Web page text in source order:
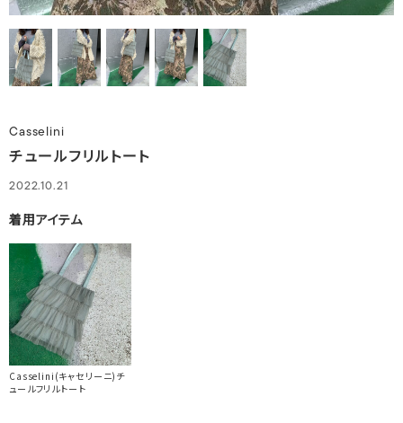
Casselini
チュールフリルトート
2022.10.21
着用アイテム
Casselini(キャセリーニ)チ
ュールフリルトート